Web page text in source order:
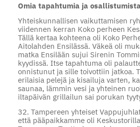
Omia tapahtumia ja osallistumista
Yhteiskunnallisen vaikuttamisen
viidennen kerran Koko perheen
Tällä kertaa kohteena oli Koko
Aitolahden Ensilässä. Väkeä oli
matka Ensilään sujui Sirenin
kyydissä. Itse tapahtuma oli
onnistunut ja sille toivottiin jatkoa.
erilaisia pelejä ja kisailuja varten,
saunaa, lämmin vesi ja yhteinen
iltapäivän grillailun sai porukan
32. Tampereen yhteiset
että pääpaikkamme oli